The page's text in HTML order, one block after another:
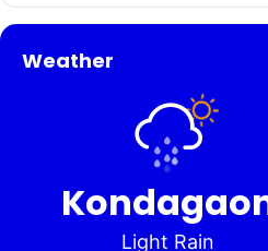
Weather
Light Rain